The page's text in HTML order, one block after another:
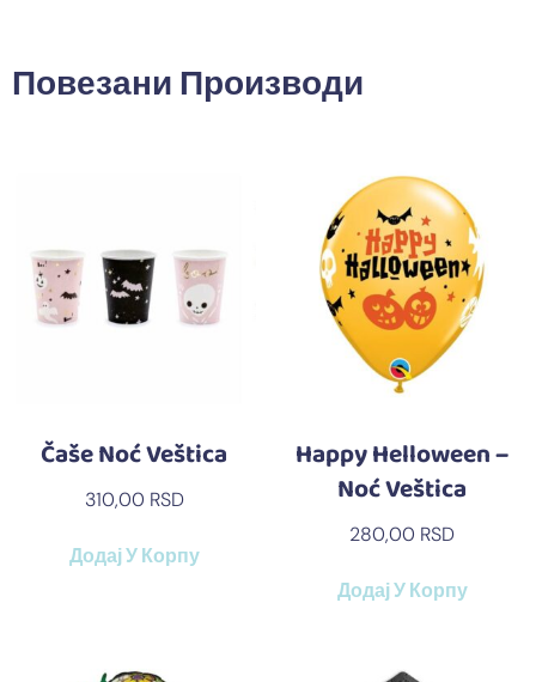
Повезани Производи
Čaše Noć Veštica
310,00 RSD
Додај У Корпу
Happy Helloween –
Noć Veštica
280,00 RSD
Додај У Корпу